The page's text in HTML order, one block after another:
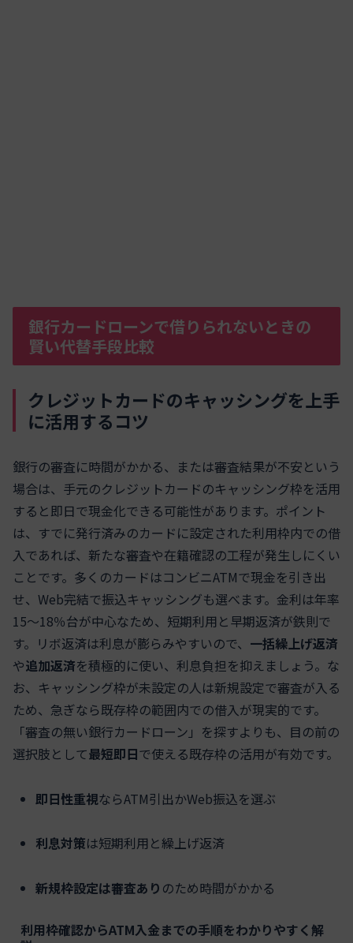
銀行カードローンで借りられないときの
賢い代替手段比較
クレジットカードのキャッシングを上手
に活用するコツ
銀行の審査に時間がかかる、または審査結果が不安という
場合は、手元のクレジットカードのキャッシング枠を活用
すると即日で現金化できる可能性があります。ポイント
は、すでに発行済みのカードに設定された利用枠内での借
入であれば、新たな審査や在籍確認の工程が発生しにくい
ことです。多くのカードはコンビニATMで現金を引き出
せ、Web完結で振込キャッシングも選べます。金利は年率
15〜18％台が中心なため、短期利用と早期返済が鉄則で
す。リボ返済は利息が膨らみやすいので、 一括繰上げ返済
や追加返済を積極的に使い、利息負担を抑えましょう。な
お、キャッシング枠が未設定の人は新規設定で審査が入る
ため、急ぎなら既存枠の範囲内での借入が現実的です。
「審査の無い銀行カードローン」を探すよりも、目の前の
選択肢として最短即日で使える既存枠の活用が有効です。
即日性重視ならATM引出かWeb振込を選ぶ
利息対策は短期利用と繰上げ返済
新規枠設定は審査あり のため時間がかかる
利用枠確認からATM入金までの手順をわかりやすく解